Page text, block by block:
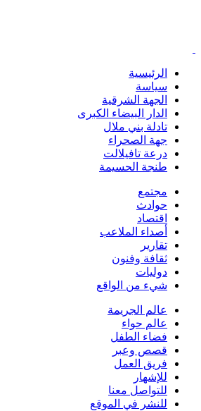
الرئيسية
سياسة
الجهة الشرقية
الدار البيضاء الكبرى
تادلة بني ملال
جهة الصحراء
درعة تافيلالت
طنجة الحسيمة
مجتمع
حوادث
اقتصاد
أصداء الملاعب
تقارير
ثقافة وفنون
دوليات
شيء من الواقع
عالم الجريمة
عالم حواء
فضاء الطفل
قصص وعبر
فريق العمل
للإشهار
للتواصل معنا
للنشر في الموقع